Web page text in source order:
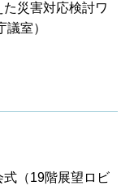
災害対応検討ワ
室）
（19階展望ロビ